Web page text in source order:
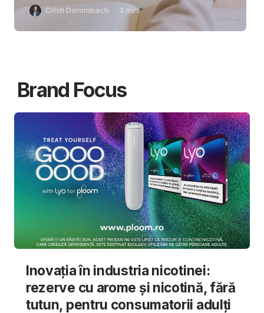
Cristi Dorombach 3 min
Brand Focus
Inovația în industria nicotinei:
rezerve cu arome și nicotină, fără
tutun, pentru consumatorii adulți